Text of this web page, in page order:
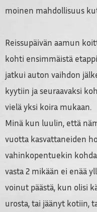
moinen mahdollisuus
Reissupäivän aamun
kohti ensimmäistä
jatkui auton vaihdon
kyytiin ja seuraavaksi
vielä yksi koira mukaan.
Minä kun luulin, että
vuotta kasvattaneiden
vahinkopentuekin
vasta 2 mikään ei enää
voinut päästä, kun olisi
urosta, tai jäänyt kotiin,